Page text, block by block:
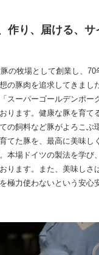
作り、届ける、
の牧場として創業し、
の豚肉を追求してきまし
スーパーゴールデンポー
ります。健康な豚を育て
の飼料など豚がよろこぶ
てた豚を、最高に美味し
本場ドイツの製法を学び
ります。また、美味しさ
極力使わないという安心